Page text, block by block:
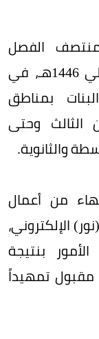
منتصف الفصل
الدراسي الثاني للعام الدراسي الحالي 1446هـ، في
بمناطق
وحتى
والثانوية.
من أعمال
الإلكتروني،
بنتيجة
مقبول تمهيداً